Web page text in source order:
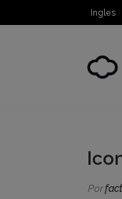
Ingles
Por